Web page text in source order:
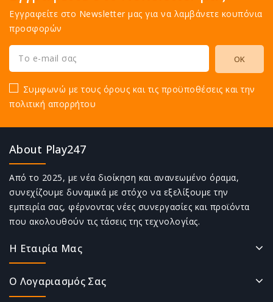
Εγγραφείτε στο Newsletter μας για να λαμβάνετε κουπόνια
προσφορών
Συμφωνώ με τους όρους και τις προϋποθέσεις και την
πολιτική απορρήτου
About Play247
Από το 2025, με νέα διοίκηση και ανανεωμένο όραμα,
συνεχίζουμε δυναμικά με στόχο να εξελίξουμε την
εμπειρία σας, φέρνοντας νέες συνεργασίες και προϊόντα
που ακολουθούν τις τάσεις της τεχνολογίας.
Η Εταιρία Μας
Ο Λογαριασμός Σας